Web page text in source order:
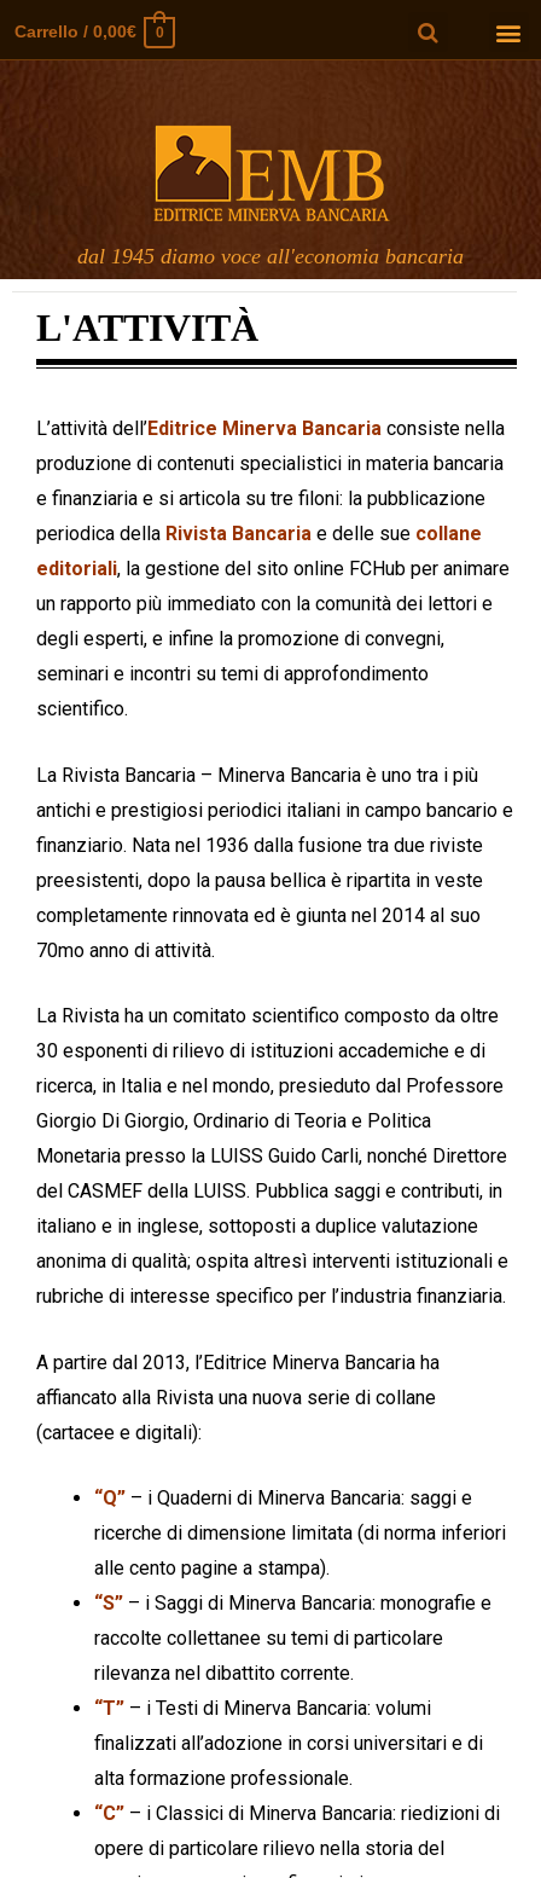
Carrello / 0,00€ 0
dal 1945 diamo voce all'economia bancaria
L'ATTIVITÀ
L’attività dell’Editrice Minerva Bancaria consiste nella
produzione di contenuti specialistici in materia bancaria
e finanziaria e si articola su tre filoni: la pubblicazione
periodica della Rivista Bancaria e delle sue collane
editoriali, la gestione del sito online FCHub per animare
un rapporto più immediato con la comunità dei lettori e
degli esperti, e infine la promozione di convegni,
seminari e incontri su temi di approfondimento
scientifico.
La Rivista Bancaria – Minerva Bancaria è uno tra i più
antichi e prestigiosi periodici italiani in campo bancario e
finanziario. Nata nel 1936 dalla fusione tra due riviste
preesistenti, dopo la pausa bellica è ripartita in veste
completamente rinnovata ed è giunta nel 2014 al suo
70mo anno di attività.
La Rivista ha un comitato scientifico composto da oltre
30 esponenti di rilievo di istituzioni accademiche e di
ricerca, in Italia e nel mondo, presieduto dal Professore
Giorgio Di Giorgio, Ordinario di Teoria e Politica
Monetaria presso la LUISS Guido Carli, nonché Direttore
del CASMEF della LUISS. Pubblica saggi e contributi, in
italiano e in inglese, sottoposti a duplice valutazione
anonima di qualità; ospita altresì interventi istituzionali e
rubriche di interesse specifico per l’industria finanziaria.
A partire dal 2013, l’Editrice Minerva Bancaria ha
affiancato alla Rivista una nuova serie di collane
(cartacee e digitali):
“Q” – i Quaderni di Minerva Bancaria: saggi e
ricerche di dimensione limitata (di norma inferiori
alle cento pagine a stampa).
“S” – i Saggi di Minerva Bancaria: monografie e
raccolte collettanee su temi di particolare
rilevanza nel dibattito corrente.
“T” – i Testi di Minerva Bancaria: volumi
finalizzati all’adozione in corsi universitari e di
alta formazione professionale.
“C” – i Classici di Minerva Bancaria: riedizioni di
opere di particolare rilievo nella storia del